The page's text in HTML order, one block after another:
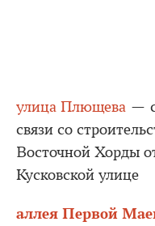
улица Плющева —
связи со
Восточной Хорды
Кусковской улице
аллея Первой